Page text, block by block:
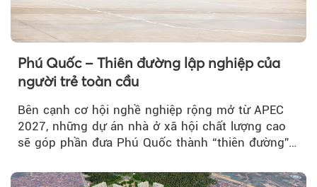
Phú Quốc – Thiên đường lập nghiệp của
người trẻ toàn cầu
Bên cạnh cơ hội nghề nghiệp rộng mở từ APEC
2027, những dự án nhà ở xã hội chất lượng cao
sẽ góp phần đưa Phú Quốc thành “thiên đường”